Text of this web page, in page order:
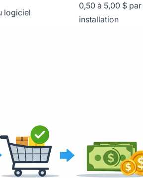
logiciel
0,50 à 5,00 $ par
installation